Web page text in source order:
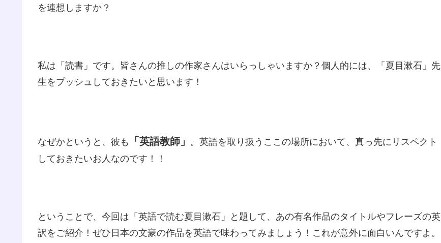
を連想しますか？
私は「読書」です。皆さんの推しの作家さんはいらっしゃいますか？個人的には、「夏目漱石」先
生をプッシュしておきたいと思います！
なぜかというと、彼も 「英語教師」
。英語を取り扱うここの場所において、真っ先にリスペクト
しておきたいお人なのです！！
ということで、今回は「英語で読む夏目漱石」と題して、あの有名作品のタイトルやフレーズの英
訳をご紹介！ぜひ日本の文豪の作品を英語で味わってみましょう！これが意外に面白いんですよ。